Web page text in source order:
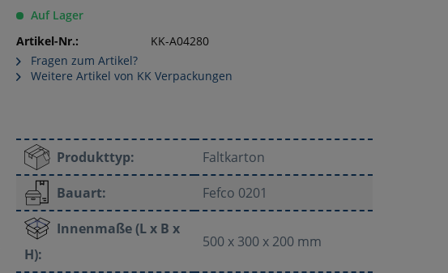
Auf Lager
Artikel-Nr.:
KK-A04280
Fragen zum Artikel?
Weitere Artikel von KK Verpackungen
Produkttyp:
Faltkarton
Bauart:
Fefco 0201
Innenmaße (L x B x
H):
500 x 300 x 200 mm